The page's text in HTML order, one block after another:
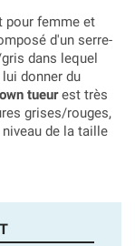
pour femme et
d'un serre-
dans lequel
donner du
tueurest très
grises/rouges,
de la taille